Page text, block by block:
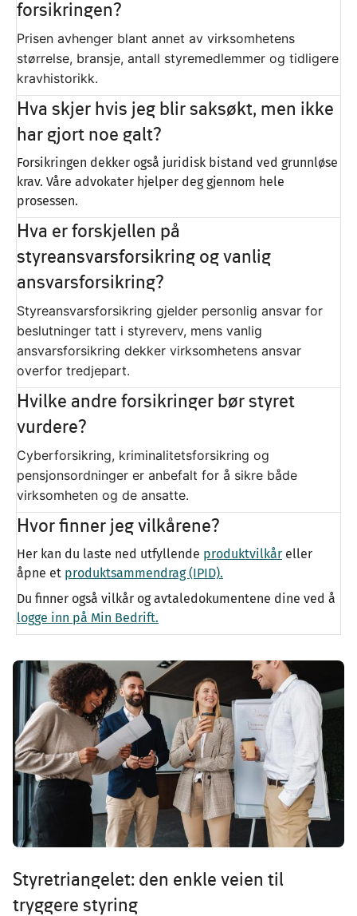
forsikringen?
Prisen avhenger blant annet av virksomhetens
størrelse, bransje, antall styremedlemmer og tidligere
kravhistorikk.
Hva skjer hvis jeg blir saksøkt, men ikke
har gjort noe galt?
Forsikringen dekker også juridisk bistand ved grunnløse
krav. Våre advokater hjelper deg gjennom hele
prosessen.
Hva er forskjellen på
styreansvarsforsikring og vanlig
ansvarsforsikring?
Styreansvarsforsikring gjelder personlig ansvar for
beslutninger tatt i styreverv, mens vanlig
ansvarsforsikring dekker virksomhetens ansvar
overfor tredjepart.
Hvilke andre forsikringer bør styret
vurdere?
Cyberforsikring, kriminalitetsforsikring og
pensjonsordninger er anbefalt for å sikre både
virksomheten og de ansatte.
Hvor finner jeg vilkårene?
Her kan du laste ned utfyllende produktvilkår eller
åpne et produktsammendrag (IPID).
Du finner også vilkår og avtaledokumentene dine ved å
logge inn på Min Bedrift.
Image
Styretriangelet: den enkle veien til
tryggere styring